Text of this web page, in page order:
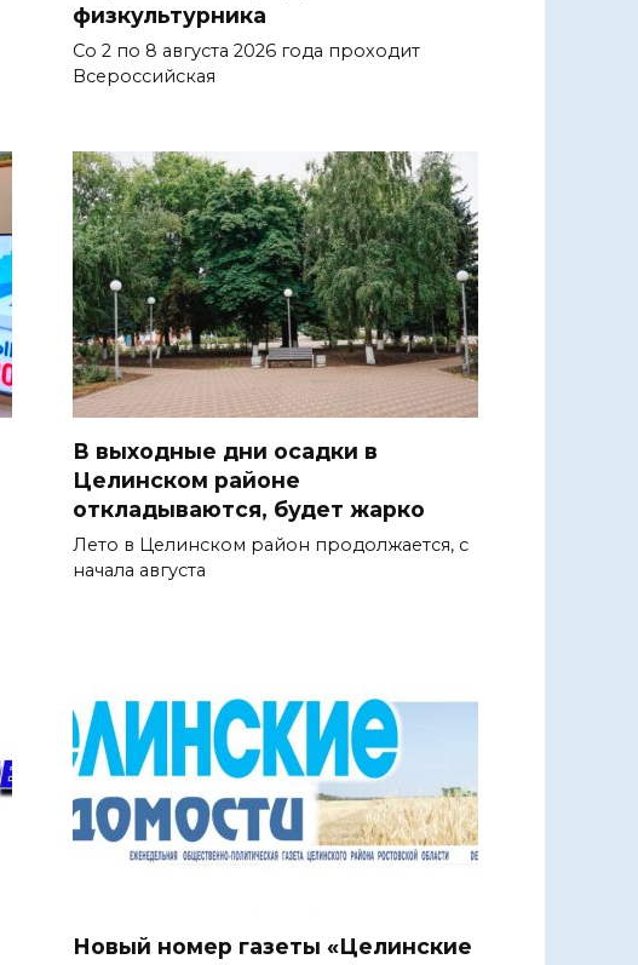
физкультурника
Со 2 по 8 августа 2026 года проходит
Всероссийская
В выходные дни осадки в
Целинском районе
откладываются, будет жарко
Лето в Целинском район продолжается, с
начала августа
Новый номер газеты «Целинские